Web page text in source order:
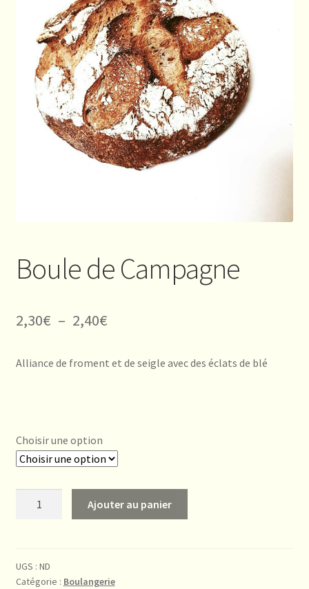
Boule de Campagne
2,30€ – 2,40€Plage
prix :
Alliance de froment et de seigle avec des éclats de blé
Choisir une option
Campagne
Ajouter au panier
UGS : ND
Catégorie : Boulangerie